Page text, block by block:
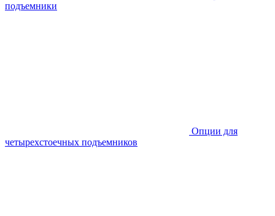
подъемники
Опции для
четырехстоечных подъемников